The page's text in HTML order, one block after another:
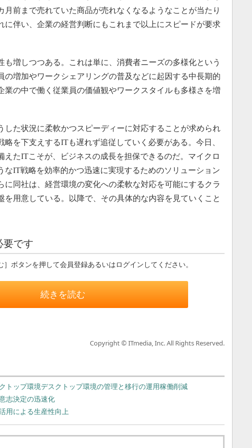
月前まで売れていた商品が売れなくなるようなことが当たり
に伴い、企業の経営判断にもこれまで以上にスピードが要求
増しつつある。これは単に、消費者ニーズの多様化という
の増加やワークシェアリングの普及などに起因する中長期的
業の中で働く従業員の価値観やワークスタイルも多様さを増
た状況に柔軟かつスピーディーに対応することが求められ
略を下支えするITも遅れず追従していく必要がある。今日、
えたITこそが、ビジネスの成長を担保できるのだ。マイクロ
なIT戦略を効率的かつ迅速に実現するためのソリューション
に同社は、経営環境の変化への柔軟な対応を可能にするクラ
を用意している。以降で、その具体的な内容を見ていくこと
要です
ボタンを押して会員登録あるいはログインしてください。
続きを読む
Copyright © ITmedia, Inc. All Rights Reserved.
トップ環境デスクトップ環境の管理と移行の運用稼働削減
志決定の迅速化
用による生産性向上